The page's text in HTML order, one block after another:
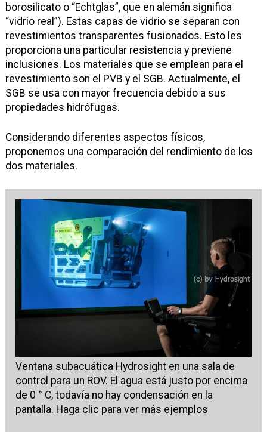
borosilicato o “Echtglas”, que en alemán significa
“vidrio real”). Estas capas de vidrio se separan con
revestimientos transparentes fusionados. Esto les
proporciona una particular resistencia y previene
inclusiones. Los materiales que se emplean para el
revestimiento son el PVB y el SGB. Actualmente, el
SGB se usa con mayor frecuencia debido a sus
propiedades hidrófugas.
Considerando diferentes aspectos físicos,
proponemos una comparación del rendimiento de los
dos materiales.
Ventana subacuática Hydrosight en una sala de
control para un ROV. El agua está justo por encima
de 0 ° C, todavía no hay condensación en la
pantalla. Haga clic para ver más ejemplos